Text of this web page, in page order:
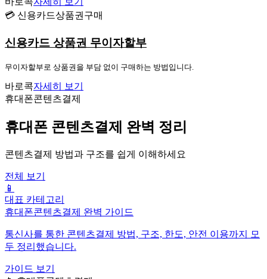
💳 신용카드상품권구매
신용카드 상품권 무이자할부
무이자할부로 상품권을 부담 없이 구매하는 방법입니다.
바로콕자세히 보기
휴대폰콘텐츠결제
휴대폰 콘텐츠결제 완벽 정리
콘텐츠결제 방법과 구조를 쉽게 이해하세요
전체 보기
📱
대표 카테고리
휴대폰콘텐츠결제 완벽 가이드
통신사를 통한 콘텐츠결제 방법, 구조, 한도, 안전 이용까지 모
두 정리했습니다.
가이드 보기